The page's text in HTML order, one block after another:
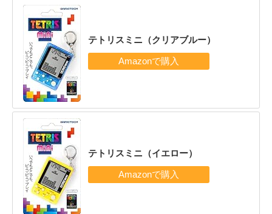
テトリスミニ（クリアブルー）
テトリスミニ（イエロー）